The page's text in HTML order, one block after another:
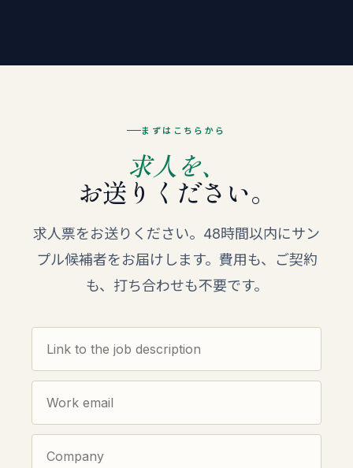
まずはこちらから
求人を、
お送りください。
求人票をお送りください。48時間以内にサン
プル候補者をお届けします。費用も、ご契約
も、打ち合わせも不要です。